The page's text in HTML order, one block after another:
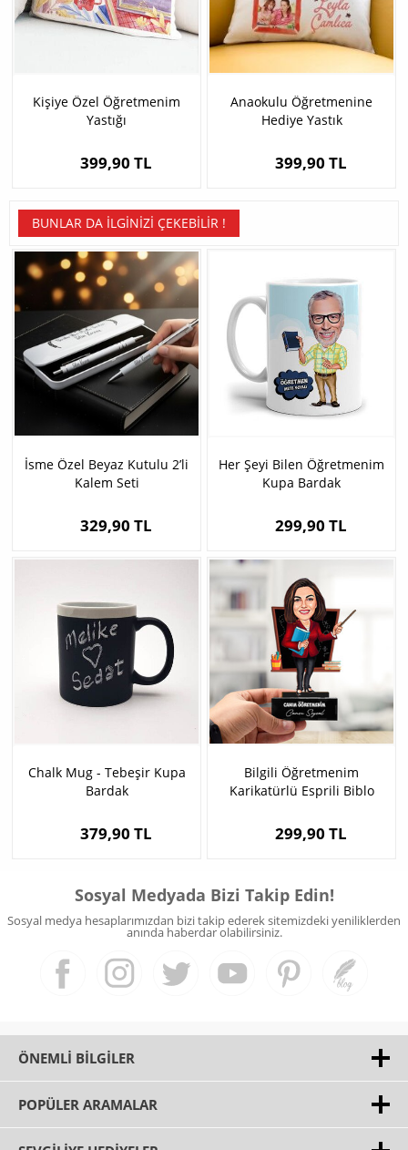
Kişiye Özel Öğretmenim
Yastığı
399,90 TL
Anaokulu Öğretmenine
Hediye Yastık
399,90 TL
BUNLAR DA İLGINIZI ÇEKEBILIR !
İsme Özel Beyaz Kutulu 2’li
Kalem Seti
329,90 TL
Her Şeyi Bilen Öğretmenim
Kupa Bardak
299,90 TL
Chalk Mug - Tebeşir Kupa
Bardak
379,90 TL
Bilgili Öğretmenim
Karikatürlü Esprili Biblo
299,90 TL
Sosyal Medyada Bizi Takip Edin!
Sosyal medya hesaplarımızdan bizi takip ederek sitemizdeki yeniliklerden
anında haberdar olabilirsiniz.
ÖNEMLI BILGILER
POPÜLER ARAMALAR